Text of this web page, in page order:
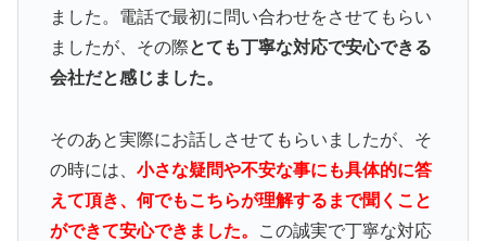
ました。電話で最初に問い合わせをさせてもらい
ましたが、その際とても丁寧な対応で安心できる
会社だと感じました。
そのあと実際にお話しさせてもらいましたが、そ
の時には、 小さな疑問や不安な事にも具体的に答
えて頂き、何でもこちらが理解するまで聞くこと
ができて安心できました。
この誠実で丁寧な対応